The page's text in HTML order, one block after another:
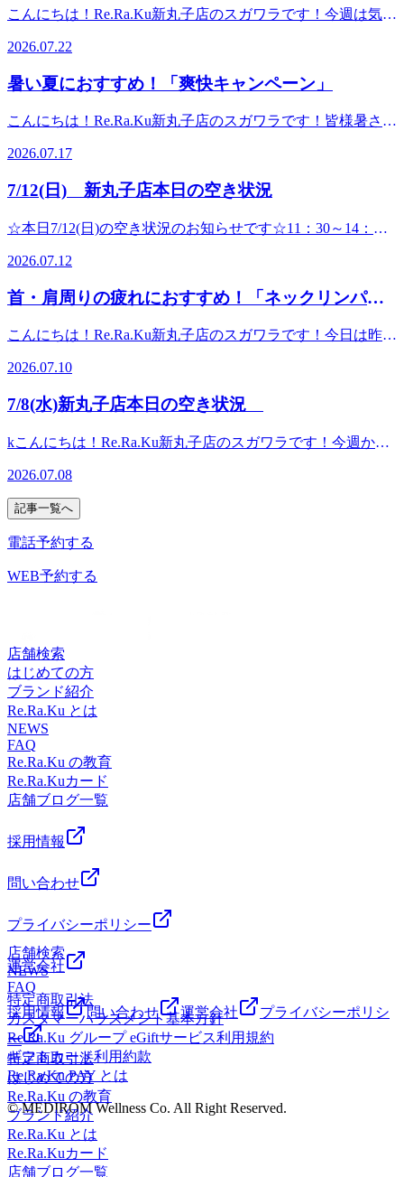
４０４０
す☆13：40～17：00の時間帯でご案内できます♪細かな時間
コチラ＿＿＿＿＿＿＿＿＿＿＿＿＿＿＿＿＿＿＿＿＿＿＿＿
に気持ち良い！Re.Ra.Ku新丸子店住所 神奈川県川崎市中原
分）電話番号 ０４４-４５５-４０４０
キリさせたい！という方は是非ほぐしにいらしてください
(^^)/ ☆本日7/29(水)の空き状況のお知らせです☆13：30～
間のご希望であれば、お電話にてお問合せください☆皆様の
ご来店心よりお待ちしております♪ご予約はコチラ＿＿＿＿
＿＿＿＿＿＿＿＿＿＿＿＿＿＿＿＿＿＿＿＿＿＿＿＿＿＿＿
Re.Ra.Ku新丸子店住所 神奈川県川崎市中原区新丸子町７５
４４-４５５-４０４０
こんにちは！Re.Ra.Ku新丸子店のスガワラです！今週は気温
理をせず日陰や涼しいところで休み水分補給も忘れないよう
にしましょう！暑い日には只今実施中の「爽快キャンペー
ン」がおすすめです(^^)/冷たい炭酸泡を使いお身体をほぐし
所につけることが出来ます♪炭酸泡には血行促進効果も期待
できるので、コリ感が強い、手足の冷えが気になるという方
り切りましょう(*^^)v ☆本日7/22(水)の空き状況のお知らせ
です☆14：00～21：30の時間帯でご案内できます♪細かな時
間のご希望であれば、お電話にてお問合せください☆皆様の
＿＿＿＿＿＿＿＿＿＿＿＿＿＿＿＿＿＿＿＿＿＿＿＿＿＿＿
Re.Ra.Ku新丸子店住所 神奈川県川崎市中原区新丸子町７５
４４-４５５-４０４０
2026.07.22
暑い夏におすすめ！「爽快キャンペーン」
こんにちは！Re.Ra.Ku新丸子店のスガワラです！皆様暑さで
足を感じている時は血液の巡りを良くすることが重要です
(*^^)vしっかり湯船に浸かる、適度な運動・ストレッチをす
るようにしましょう！現在毎年好評の「爽快キャンペーン」
ます♪お疲れの箇所に合わせて、腕や脚に付けることも可能
です。 二酸化炭素が皮膚に吸収されることにより、体が酸
管が拡張することで血液の巡りが良くなり、酸素や栄養を体
の隅々まで届きやすくなるので、凝り固まった筋肉がほぐれ
やすくなることが期待できます！リラックスもしやすいの
でお身体をほぐし、暑い夏を乗り切りましょう！！☆本日
帯でご案内できます♪細かな時間のご希望であれば、お電話
ます♪ご予約はコチラ＿＿＿＿＿＿＿＿＿＿＿＿＿＿＿＿＿
ッサージのように気持ち良い！Re.Ra.Ku新丸子店住所 神奈
川県川崎市中原区新丸子町７５２-３ハイツ佐藤 １F（新丸
子駅駅徒歩２分）電話番号 ０４４-４５５-４０４０
2026.07.17
7/12(日) 新丸子店本日の空き状況
☆本日7/12(日)の空き状況のお知らせです☆11：30～14：
ご希望であれば、お電話にてお問合せください☆ 皆様のご
来店心よりお待ちしております♪ご予約はコチラ＿＿＿＿＿
＿＿＿＿＿＿＿＿＿＿＿＿＿＿＿＿＿＿＿＿＿＿＿＿＿＿＿
Re.Ra.Ku新丸子店住所 神奈川県川崎市中原区新丸子町７５
２-３ハイツ佐藤 １F（新丸子駅駅徒歩２分）電話番号 ０
2026.07.12
首・肩周りの疲れにおすすめ！「ネックリンパケ
こんにちは！Re.Ra.Ku新丸子店のスガワラです！今日は昨日
体調を崩さないように気を付けましょう！今回は「ネックリ
ンパケア」について紹介いたします！ネックリンパケアは無
香料のジェルを使い、直接首周りの頭や首を動かす・デスク
の原因になりやすい筋肉を流すようにほぐしていきます♪リ
ンパ節は免疫と深い関りがあるので、流れを整えることは体
調管理にも繋がります。☆彡おすすめの方☆彡・肩・首コリ
がつらい(デスクワークやスマホで首肩がガチガチな方)・な
んとなく頭が重く、スッキリしない・フェイスラインをスッ
キリさせたい！・肌荒れ・くすみが気になる・免疫力をサポ
たい炭酸泡とネックリンパケアを組み合わせて受けていただ
帯でご案内できます♪細かな時間のご希望であれば、お電話
にてお問合せください☆皆様のご来店心よりお待ちしており
ます♪ご予約はコチラ＿＿＿＿＿＿＿＿＿＿＿＿＿＿＿＿＿
＿＿＿＿＿＿＿＿＿＿＿＿＿＿＿＿＿＿＿＿＿＿＿＿＿＿マ
ッサージのように気持ち良い！Re.Ra.Ku新丸子店住所 神奈
川県川崎市中原区新丸子町７５２-３ハイツ佐藤 １F（新丸
子駅駅徒歩２分）電話番号 ０４４-４５５-４０４０
2026.07.10
7/8(水)新丸子店本日の空き状況
kこんにちは！Re.Ra.Ku新丸子店のスガワラです！今週から
です^^;今まで以上にしっかり水分を摂るようにして体調に
は気を付けていきましょう。お身体の疲労や最近激しかった
気圧の変化による疲れが残っていると感じている場合は是非
ほぐしにいらしてください(^^)/リラク系ボディケアはお疲れ
ます。30分は1箇所、60分は2箇所、90分は3箇所をメインに
♪ ☆本日7/8(水)の空き状況のお知らせです☆13：30～20：10
の時間帯でご案内できます♪細かな時間のご希望であれば、
お電話にてお問合せください☆ご予約はコチラ＿＿＿＿＿＿
＿＿＿＿＿＿＿＿＿＿＿＿＿＿＿＿＿＿＿＿＿＿＿＿＿＿＿
＿＿＿＿＿＿＿＿＿＿マッサージのように気持ち良い！
Re.Ra.Ku新丸子店住所 神奈川県川崎市中原区新丸子町７５
２-３ハイツ佐藤 １F（新丸子駅駅徒歩２分）電話番号 ０
４４-４５５-４０４０
2026.07.08
記事一覧へ
電話予約する
WEB予約する
店舗検索
はじめての方
ブランド紹介
Re.Ra.Ku とは
NEWS
FAQ
Re.Ra.Ku の教育
Re.Ra.Kuカード
店舗ブログ一覧
採用情報
問い合わせ
プライバシーポリシー
運営会社
特定商取引法
カスタマーハラスメント基本方針
Re.Ra.Ku グループ eGiftサービス利用規約
ギフトカード利用約款
Re.Ra.Ku PAY とは
© MEDIROM Wellness Co. All Right Reserved.
店舗検索
NEWS
FAQ
採用情報
問い合わせ 運営会社
プライバシーポリシ
ー
特定商取引法
はじめての方
Re.Ra.Ku の教育
ブランド紹介
Re.Ra.Ku とは
Re.Ra.Kuカード
店舗ブログ一覧